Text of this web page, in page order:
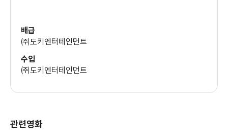
배급
㈜도키엔터테인먼트
수입
㈜도키엔터테인먼트
관련영화